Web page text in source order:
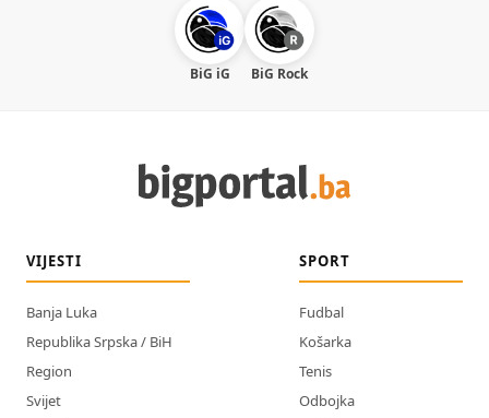
BiG iG BiG Rock
VIJESTI
Banja Luka
Republika Srpska / BiH
Region
Svijet
SPORT
Fudbal
Košarka
Tenis
Odbojka